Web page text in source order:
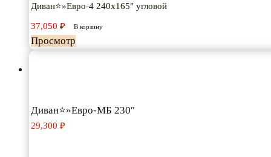
угловой
Диван⭐»Евро-4 240х165″ угловой
37,050 ₽ В корзину
Просмотр
Диван⭐»Евро-МБ 230″
29,300 ₽